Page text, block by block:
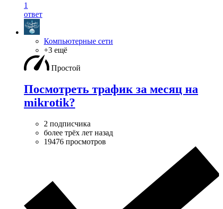
1
ответ
Компьютерные сети
+3 ещё
Простой
Посмотреть трафик за месяц на
mikrotik?
2 подписчика
более трёх лет назад
19476 просмотров